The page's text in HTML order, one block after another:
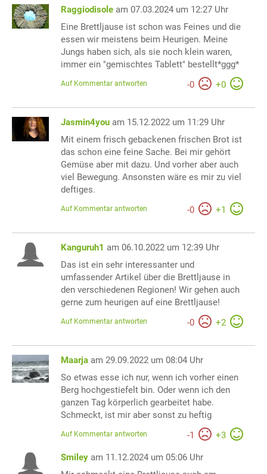
Raggiodisole am 07.03.2024 um 12:27 Uhr
Eine Brettljause ist schon was Feines und die
essen wir meistens beim Heurigen. Meine
Jungs haben sich, als sie noch klein waren,
immer ein "gemischtes Tablett" bestellt*ggg*
-0 +0
Auf Kommentar antworten
Jasmin4you am 15.12.2022 um 11:29 Uhr
Mit einem frisch gebackenen frischen Brot ist
das schon eine feine Sache. Bei mir gehört
Gemüse aber mit dazu. Und vorher aber auch
viel Bewegung. Ansonsten wäre es mir zu viel
deftiges.
-0 +1
Auf Kommentar antworten
Kanguruh1 am 06.10.2022 um 12:39 Uhr
Das ist ein sehr interessanter und
umfassender Artikel über die Brettljause in
den verschiedenen Regionen! Wir gehen auch
gerne zum heurigen auf eine Brettljause!
-0 +2
Auf Kommentar antworten
Maarja am 29.09.2022 um 08:04 Uhr
So etwas esse ich nur, wenn ich vorher einen
Berg hochgestiefelt bin. Oder wenn ich den
ganzen Tag körperlich gearbeitet habe.
Schmeckt, ist mir aber sonst zu heftig
-1 +3
Auf Kommentar antworten
Smiley am 11.12.2024 um 05:06 Uhr